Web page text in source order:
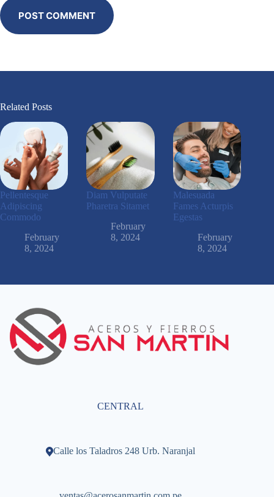
POST COMMENT
Related Posts
Pellentesque
Adipiscing
Commodo
February
8, 2024
Diam Vulputate
Pharetra Sitamet
February
8, 2024
Malesuada
Fames Acturpis
Egestas
February
8, 2024
CENTRAL
Calle los Taladros 248 Urb. Naranjal